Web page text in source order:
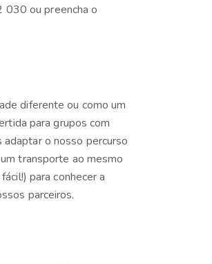
030 ou preencha o
diferente ou como um
para grupos com
o nosso percurso
transporte ao mesmo
para conhecer a
parceiros.